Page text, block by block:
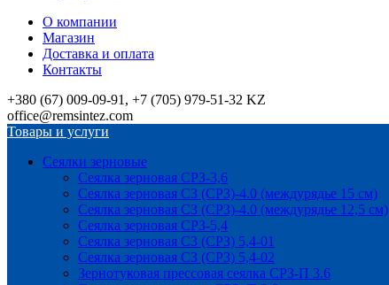
О компании
Магазин
Доставка и оплата
Контакты
+380 (67) 009-09-91, +7 (705) 979-51-32 KZ
office@remsintez.com
Товары и услуги
Сеялки зерновые
Сеялка зерновая СРЗ-3,6
Сеялка зерновая СЗ (СРЗ)-4.0 (междурядье 15 см)
Сеялка зерновая СЗ (СРЗ)-4.0 (междурядье 12,5 см)
Сеялка зерновая СРЗ-5,4
Сеялка зерновая СЗ (СРЗ) 5,4-01
Сеялка зерновая СЗ (СРЗ) 5,4-02
Зернотуковая прессовая сеялка СРЗ-П 3.6